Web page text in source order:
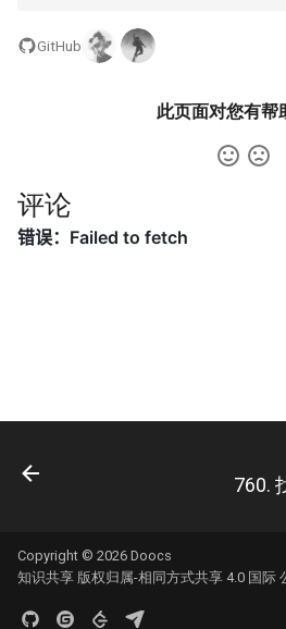
40. 最小的 k 个数
43. 1 ～ n 整数中 1 出现的次
数
48. 最长不含重复字符的子字
49. 丑数
50. 第一个只出现一次的字符
38. 每日温度
41. 滑动窗口的平均值
42. 最近请求次数
46. 二叉树的右侧视图
48. 序列化与反序列化二叉树
49. 从根节点到叶节点的路径
8.2. 迷路的机器人
8.5. 递归乘法
8.6. 汉诺塔问题
8.10. 颜色填充
8.12. 八皇后
8.13. 堆箱子
GitHub
此页面对您有帮
评论
760.
Copyright © 2026 Doocs
知识共享 版权归属-相同方式共享 4.0 国际